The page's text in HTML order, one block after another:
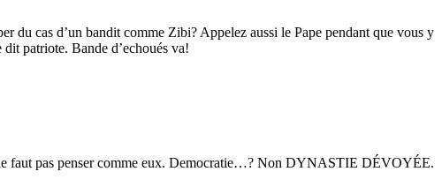
du cas d’un bandit comme Zibi? Appelez aussi le Pape pendant que vous y
patriote. Bande d’echoués va!
faut pas penser comme eux. Democratie…? Non DYNASTIE DÉVOYÉE.